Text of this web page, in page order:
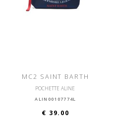
MC2 SAINT BARTH
POCHETTE ALINE
ALIN00107774L
€ 39.00